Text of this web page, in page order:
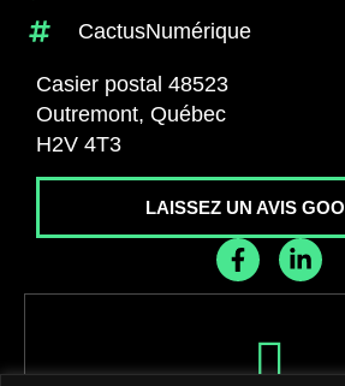
CactusNumérique
Casier postal 48523
Outremont, Québec
H2V 4T3
LAISSEZ UN AVIS